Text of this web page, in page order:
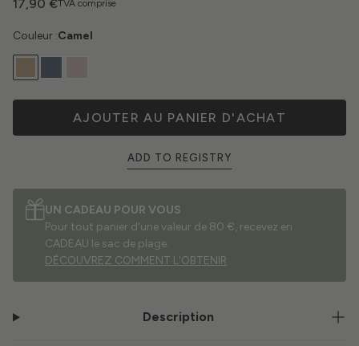
TVA comprise
17,90 €
Couleur :Camel
AJOUTER AU PANIER D'ACHAT
ADD TO REGISTRY
UN CADEAU POUR VOUS
Pour tout panier d'une valeur de 80 €, recevez en
CADEAU le sac de plage.
DÉCOUVREZ COMMENT L'OBTENIR
Description